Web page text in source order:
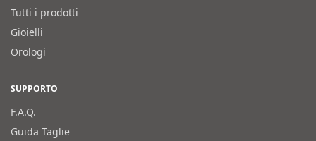
Tutti i prodotti
Gioielli
Orologi
SUPPORTO
F.A.Q.
Guida Taglie